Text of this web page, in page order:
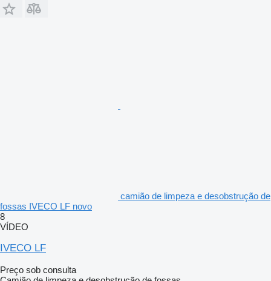
camião de limpeza e desobstrução de
fossas IVECO LF novo
8
VÍDEO
IVECO LF
Preço sob consulta